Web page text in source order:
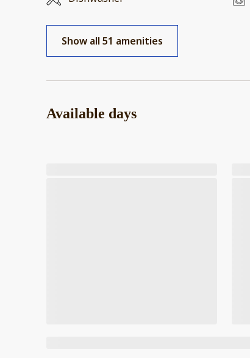
Show all 51 amenities
Available days